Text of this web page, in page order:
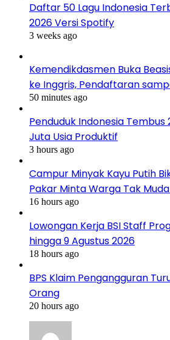
Daftar 50 Lagu Indonesia
2026 Versi Spotify
3 weeks ago
Kemendikdasmen Buka
ke Inggris, Pendaftaran
50 minutes ago
Penduduk Indonesia Tembus
Juta Usia Produktif
3 hours ago
Campur Minyak Kayu Putih
Pakar Minta Warga Tak
16 hours ago
Lowongan Kerja BSI Staff
hingga 9 Agustus 2026
18 hours ago
BPS Klaim Pengangguran
Orang
20 hours ago